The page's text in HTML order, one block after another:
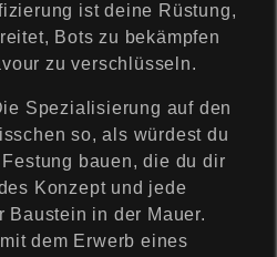
ist deine Rüstung,
Bots zu bekämpfen
zu verschlüsseln.
Spezialisierung auf den
so, als würdest du
bauen, die du dir
Konzept und jede
Baustein in der Mauer.
dem Erwerb eines